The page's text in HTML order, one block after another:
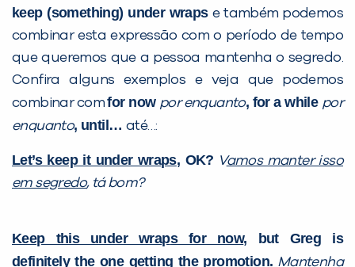
keep (something) under wrapse também podemos
combinar esta expressão com o período de tempo
que queremos que a pessoa mantenha o segredo.
Confira alguns exemplos e veja que podemos
combinar comfor now por enquanto, for a while por
enquanto, until… até…:
Let’s keep it under wraps, OK? Vamos manter isso
em segredo, tá bom?
Keep this under wrapsfor now, but Greg is
definitely the one getting the promotion. Mantenha